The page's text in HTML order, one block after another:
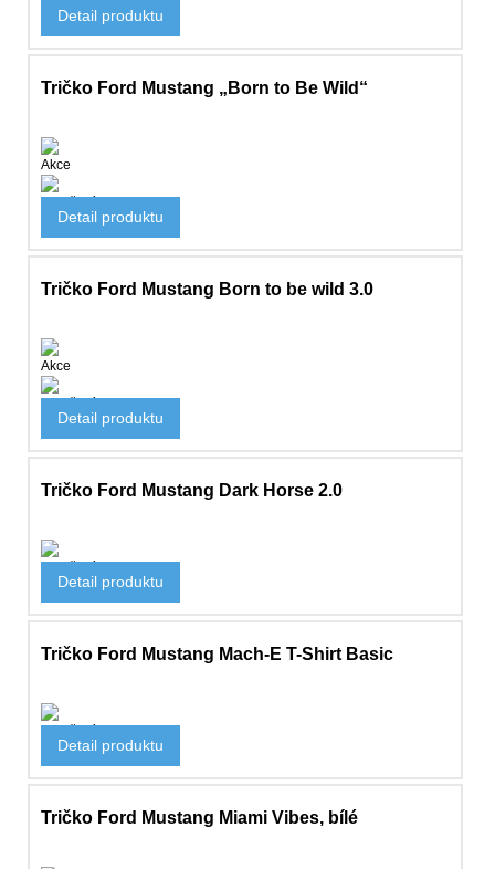
822 Kč
Detail produktu
Tričko Ford Mustang „Born to Be Wild“
Akce
395 Kč
Detail produktu
Tričko Ford Mustang Born to be wild 3.0
Akce
470 Kč
Detail produktu
Tričko Ford Mustang Dark Horse 2.0
610 Kč
Detail produktu
Tričko Ford Mustang Mach-E T-Shirt Basic
526 Kč
Detail produktu
Tričko Ford Mustang Miami Vibes, bílé